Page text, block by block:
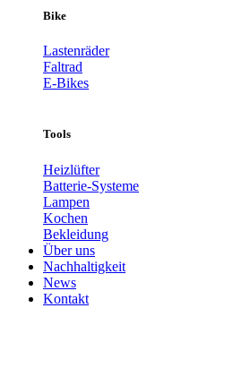
Bike
Lastenräder
Faltrad
E-Bikes
Tools
Heizlüfter
Batterie-Systeme
Lampen
Kochen
Bekleidung
Über uns
Nachhaltigkeit
News
Kontakt